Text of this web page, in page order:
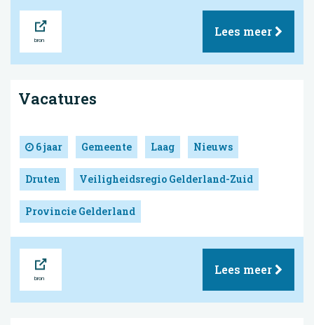
Lees meer
Vacatures
6 jaar Gemeente Laag Nieuws
Druten Veiligheidsregio Gelderland-Zuid
Provincie Gelderland
Lees meer